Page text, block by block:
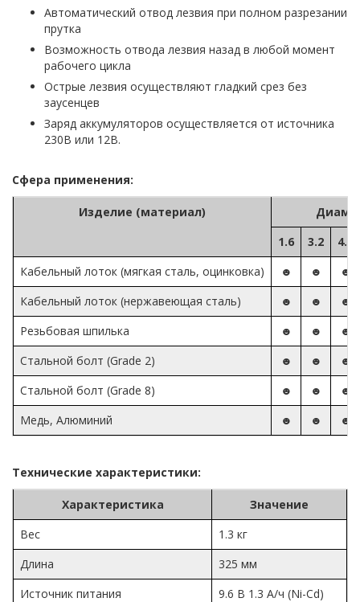
Автоматический отвод лезвия при полном разрезании
прутка
Возможность отвода лезвия назад в любой момент
рабочего цикла
Острые лезвия осуществляют гладкий срез без
заусенцев
Заряд аккумуляторов осуществляется от источника
230В или 12В.
Сфера применения:
Изделие (материал)
1.6
3.2
4.8
Кабельный лоток (мягкая сталь, оцинковка)
☻ ☻
☻
Кабельный лоток (нержавеющая сталь)
☻ ☻
☻
Резьбовая шпилька
☻ ☻
☻
Стальной болт (Grade 2)
☻ ☻
☻
Стальной болт (Grade 8)
☻ ☻
☻
Медь, Алюминий
☻ ☻ ☻
Технические характеристики:
Характеристика
Значение
Вес
1.3 кг
Длина
325 мм
Источник питания
9.6 В 1.3 А/ч (Ni-Cd)